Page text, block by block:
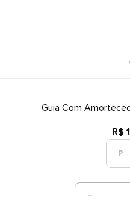
Guia Com
R$
P